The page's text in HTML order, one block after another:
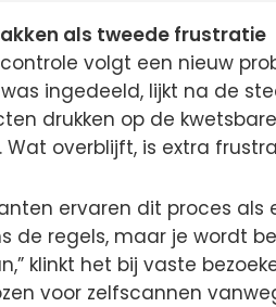
als tweede frustratie
volgt een nieuw
ingedeeld, lijkt na de
drukken op de
Wat overblijft, is extra
ervaren dit proces als
de regels, maar je wordt
klinkt het bij vaste
voor zelfscannen